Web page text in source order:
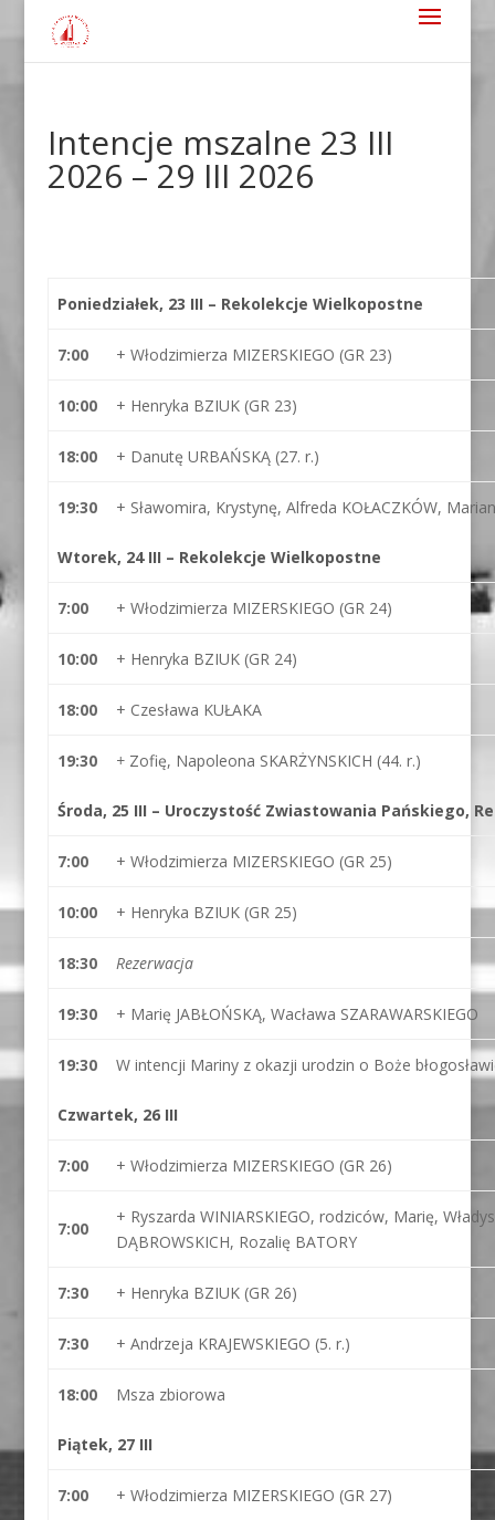
Intencje mszalne 23 III
2026 – 29 III 2026
Poniedziałek, 23 III – Rekolekcje Wielkopostne
7:00 + Włodzimierza MIZERSKIEGO (GR 23)
10:00 + Henryka BZIUK (GR 23)
18:00 + Danutę URBAŃSKĄ (27. r.)
19:30 + Sławomira, Krystynę, Alfreda KOŁACZKÓW,
Wtorek, 24 III – Rekolekcje Wielkopostne
7:00 + Włodzimierza MIZERSKIEGO (GR 24)
10:00 + Henryka BZIUK (GR 24)
18:00 + Czesława KUŁAKA
19:30 + Zofię, Napoleona SKARŻYNSKICH (44. r.)
Środa, 25 III – Uroczystość Zwiastowania Pańskiego,
7:00 + Włodzimierza MIZERSKIEGO (GR 25)
10:00 + Henryka BZIUK (GR 25)
18:30 Rezerwacja
19:30 + Marię JABŁOŃSKĄ, Wacława SZARAWARSKIEGO
19:30 W intencji Mariny z okazji urodzin o Boże
Czwartek, 26 III
7:00 + Włodzimierza MIZERSKIEGO (GR 26)
7:00
+ Ryszarda WINIARSKIEGO, rodziców, Marię,
DĄBROWSKICH, Rozalię BATORY
7:30 + Henryka BZIUK (GR 26)
7:30 + Andrzeja KRAJEWSKIEGO (5. r.)
18:00 Msza zbiorowa
Piątek, 27 III
7:00 + Włodzimierza MIZERSKIEGO (GR 27)